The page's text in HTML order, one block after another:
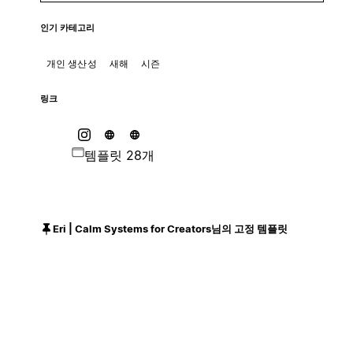
인기 카테고리
개인 생산성 새해 시즌
링크
템플릿 28개
Eri | Calm Systems for Creators님의 고정 템플릿